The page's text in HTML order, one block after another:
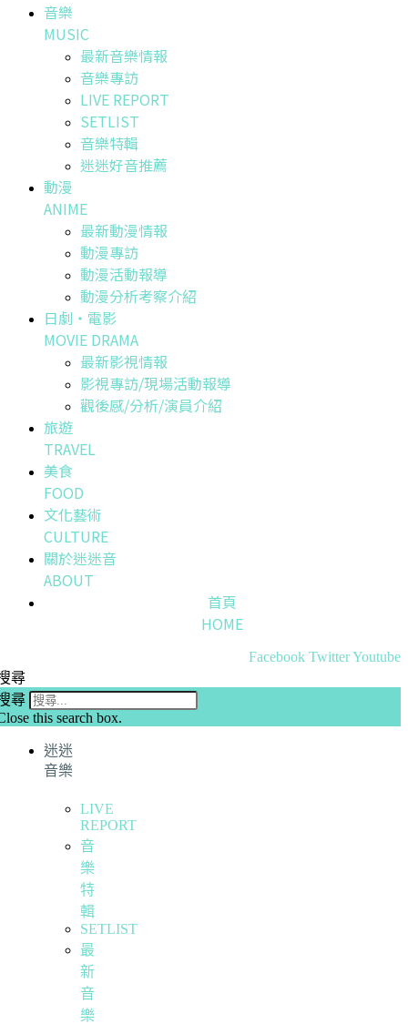
音樂
MUSIC
最新音樂情報
音樂專訪
LIVE REPORT
SETLIST
音樂特輯
迷迷好音推薦
動漫
ANIME
最新動漫情報
動漫專訪
動漫活動報導
動漫分析考察介紹
日劇・電影
MOVIE DRAMA
最新影視情報
影視專訪/現場活動報導
觀後感/分析/演員介紹
旅遊
TRAVEL
美食
FOOD
文化藝術
CULTURE
關於迷迷音
ABOUT
首頁
HOME
Facebook TwitterYoutube
尋
尋
this search box.
迷迷
音樂
LIVE
REPORT
音
樂
特
輯
SETLIST
最
新
音
樂